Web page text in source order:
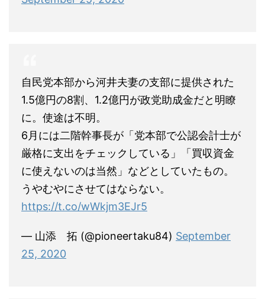
自民党本部から河井夫妻の支部に提供された
1.5億円の8割、1.2億円が政党助成金だと明瞭
に。使途は不明。
6月には二階幹事長が「党本部で公認会計士が
厳格に支出をチェックしている」「買収資金
に使えないのは当然」などとしていたもの。
うやむやにさせてはならない。
https://t.co/wWkjm3EJr5
— 山添 拓 (@pioneertaku84) September
25, 2020